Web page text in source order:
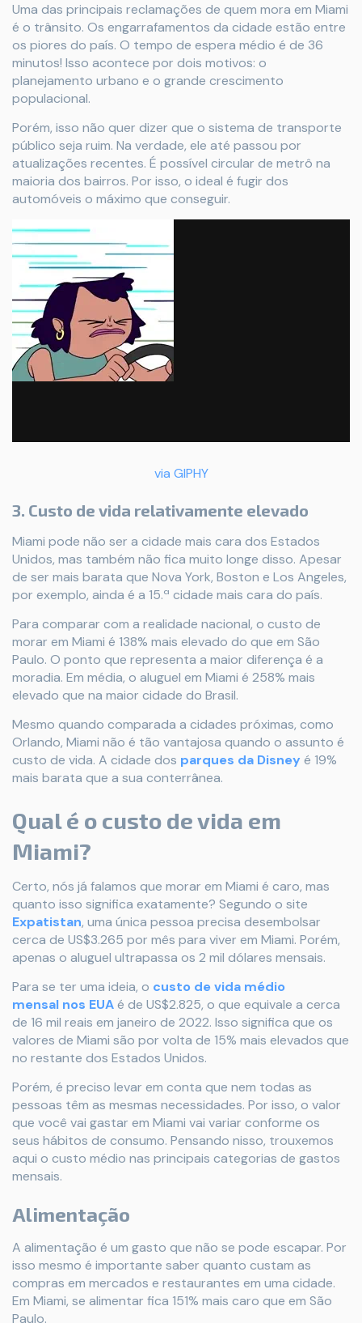
Uma das principais reclamações de quem mora em Miami
é o trânsito. Os engarrafamentos da cidade estão entre
os piores do país. O tempo de espera médio é de 36
minutos! Isso acontece por dois motivos: o
planejamento urbano e o grande crescimento
populacional.
Porém, isso não quer dizer que o sistema de transporte
público seja ruim. Na verdade, ele até passou por
atualizações recentes. É possível circular de metrô na
maioria dos bairros. Por isso, o ideal é fugir dos
automóveis o máximo que conseguir.
via GIPHY
3. Custo de vida relativamente elevado
Miami pode não ser a cidade mais cara dos Estados
Unidos, mas também não fica muito longe disso. Apesar
de ser mais barata que Nova York, Boston e Los Angeles,
por exemplo, ainda é a 15.ª cidade mais cara do país.
Para comparar com a realidade nacional, o custo de
morar em Miami é 138% mais elevado do que em São
Paulo. O ponto que representa a maior diferença é a
moradia. Em média, o aluguel em Miami é 258% mais
elevado que na maior cidade do Brasil.
Mesmo quando comparada a cidades próximas, como
Orlando, Miami não é tão vantajosa quando o assunto é
custo de vida. A cidade dos parques da Disney é 19%
mais barata que a sua conterrânea.
Qual é o custo de vida em
Miami?
Certo, nós já falamos que morar em Miami é caro, mas
quanto isso significa exatamente? Segundo o site
Expatistan, uma única pessoa precisa desembolsar
cerca de US$3.265 por mês para viver em Miami. Porém,
apenas o aluguel ultrapassa os 2 mil dólares mensais.
Para se ter uma ideia, o custo de vida médio
mensal nos EUAé de US$2.825, o que equivale a cerca
de 16 mil reais em janeiro de 2022. Isso significa que os
valores de Miami são por volta de 15% mais elevados que
no restante dos Estados Unidos.
Porém, é preciso levar em conta que nem todas as
pessoas têm as mesmas necessidades. Por isso, o valor
que você vai gastar em Miami vai variar conforme os
seus hábitos de consumo. Pensando nisso, trouxemos
aqui o custo médio nas principais categorias de gastos
mensais.
Alimentação
A alimentação é um gasto que não se pode escapar. Por
isso mesmo é importante saber quanto custam as
compras em mercados e restaurantes em uma cidade.
Em Miami, se alimentar fica 151% mais caro que em São
Paulo.